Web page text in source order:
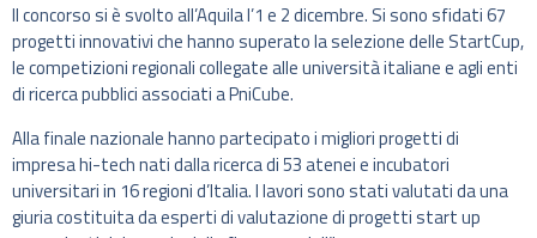
Il concorso si è svolto all’Aquila l’1 e 2 dicembre. Si sono sfidati 67
progetti innovativi che hanno superato la selezione delle StartCup,
le competizioni regionali collegate alle università italiane e agli enti
di ricerca pubblici associati a PniCube.
Alla finale nazionale hanno partecipato i migliori progetti di
impresa hi-tech nati dalla ricerca di 53 atenei e incubatori
universitari in 16 regioni d’Italia. I lavori sono stati valutati da una
giuria costituita da esperti di valutazione di progetti start up